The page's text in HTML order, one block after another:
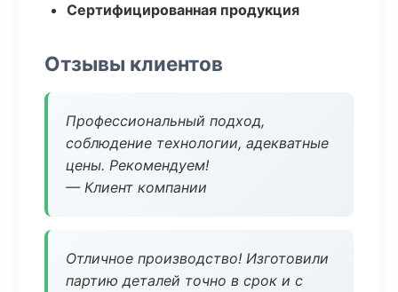
Сертифицированная продукция
Отзывы клиентов
Профессиональный подход,
соблюдение технологии, адекватные
цены. Рекомендуем!
— Клиент компании
Отличное производство! Изготовили
партию деталей точно в срок и с